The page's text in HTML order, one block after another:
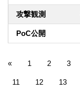
攻撃観測
PoC公開
« 1 2 3
11 12 13